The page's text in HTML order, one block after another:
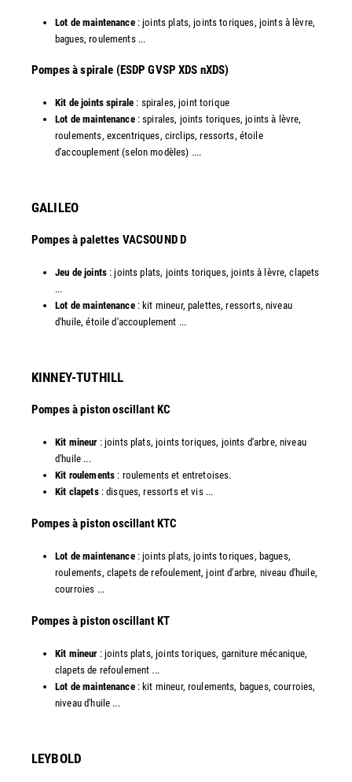
Lot de maintenance : joints plats, joints toriques, joints à lèvre,
bagues, roulements ...
​Pompes à spirale (ESDP GVSP XDS nXDS)
Kit de joints spirale : spirales, joint torique
Lot de maintenance: spirales, joints toriques, joints à lèvre,
roulements, excentriques, circlips, ressorts, étoile
d'accouplement (selon modèles) ....​
GALILEO
Pompes à palettes VACSOUND D
Jeu de joints : joints plats, joints toriques, joints à lèvre, clapets
...
Lot de maintenance: kit mineur, palettes, ressorts, niveau
d'huile, étoile d'accouplement ...​​
KINNEY-TUTHILL
Pompes à piston oscillant KC
Kit mineur : joints plats, joints toriques, joints d'arbre, niveau
d'huile ...
Kit roulements : roulements et entretoises.
Kit clapets: disques, ressorts et vis ...
​Pompes à piston oscillant KTC
Lot de maintenance : joints plats, joints toriques, bagues,
roulements, clapets de refoulement, joint d'arbre, niveau d'huile,
courroies ...
​Pompes à piston oscillant KT
Kit mineur : joints plats, joints toriques, garniture mécanique,
clapets de refoulement ...
Lot de maintenance: kit mineur, roulements, bagues, courroies,
niveau d'huile ...​
LEYBOLD